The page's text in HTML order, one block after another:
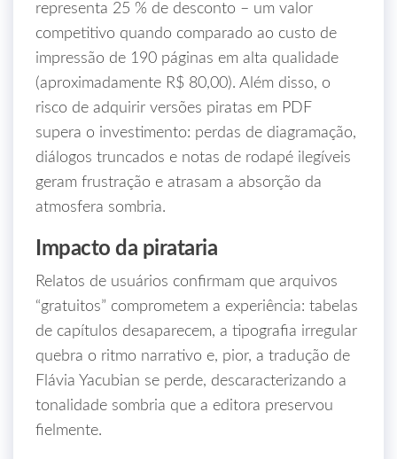
representa 25 % de desconto – um valor
competitivo quando comparado ao custo de
impressão de 190 páginas em alta qualidade
(aproximadamente R$ 80,00). Além disso, o
risco de adquirir versões piratas em PDF
supera o investimento: perdas de diagramação,
diálogos truncados e notas de rodapé ilegíveis
geram frustração e atrasam a absorção da
atmosfera sombria.
Impacto da pirataria
Relatos de usuários confirmam que arquivos
“gratuitos” comprometem a experiência: tabelas
de capítulos desaparecem, a tipografia irregular
quebra o ritmo narrativo e, pior, a tradução de
Flávia Yacubian se perde, descaracterizando a
tonalidade sombria que a editora preservou
fielmente.